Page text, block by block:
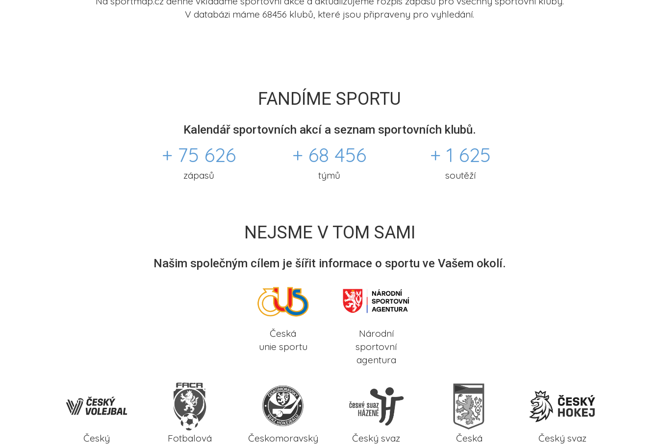
V databázi máme 68456 klubů, které jsou připraveny pro vyhledání.
FANDÍME SPORTU
Kalendář sportovních akcí a seznam sportovních klubů.
+ 75 626
zápasů
+ 68 456
týmů
+ 1 625
soutěží
NEJSME V TOM SAMI
Našim společným cílem je šířit informace o sportu ve Vašem okolí.
Česká
unie sportu
Národní
sportovní
agentura
Český
Fotbalová
Českomoravský
Český svaz
Česká
Český svaz